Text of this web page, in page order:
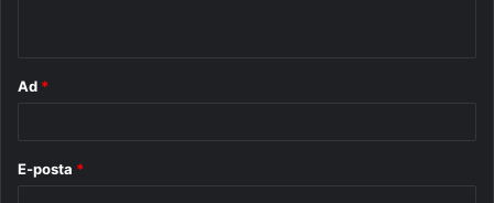
Ad *
E-posta *